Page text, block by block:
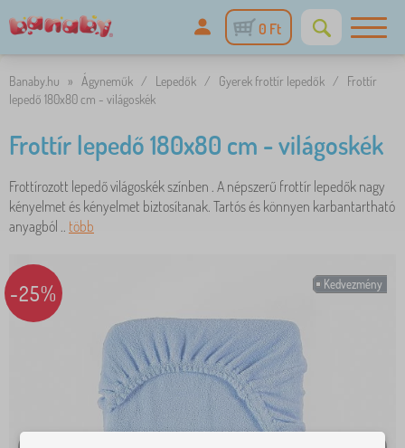
0 Ft
Banaby.hu » Ágyneműk / Lepedők / Gyerek frottír lepedők /
Frottír
lepedő 180x80 cm - világoskék
Frottír lepedő 180x80 cm - világoskék
Frottírozott lepedő világoskék színben . A népszerű frottír lepedők nagy
kényelmet és kényelmet biztosítanak. Tartós és könnyen karbantartható
anyagból .. több
Kedvezmény
-25%